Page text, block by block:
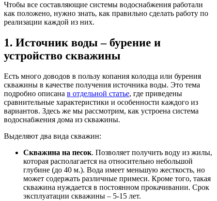
Чтобы все составляющие системы водоснабжения работали
как положено, нужно знать, как правильно сделать работу по
реализации каждой из них.
1. Источник воды – бурение и
устройство скважины
Есть много доводов в пользу копания колодца или бурения
скважины в качестве получения источника воды. Это тема
подробно описана в отдельной статье, где приведены
сравнительные характеристики и особенности каждого из
вариантов. Здесь же мы рассмотрим, как устроена система
водоснабжения дома из скважины.
Выделяют два вида скважин:
Скважина на песок. Позволяет получить воду из жилы,
которая располагается на относительно небольшой
глубине (до 40 м.). Вода имеет меньшую жесткость, но
может содержать различные примеси. Кроме того, такая
скважина нуждается в постоянном прокачивании. Срок
эксплуатации скважины – 5-15 лет.